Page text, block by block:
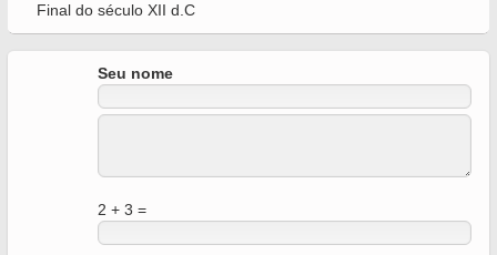
Final do século XII d.C
Seu nome
2 + 3 =